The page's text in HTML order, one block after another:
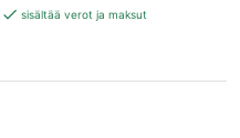
186 €
sisältää verot ja maksut